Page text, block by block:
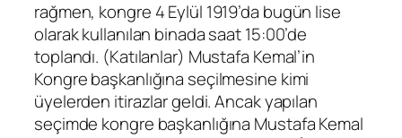
rağmen, kongre 4 Eylül 1919’da bugün lise
olarak kullanılan binada saat 15:00’de
toplandı. (Katılanlar) Mustafa Kemal’in
Kongre başkanlığına seçilmesine kimi
üyelerden itirazlar geldi. Ancak yapılan
seçimde kongre başkanlığına Mustafa Kemal